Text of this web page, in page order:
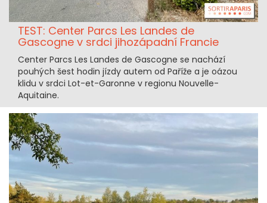
TEST: Center Parcs Les Landes de
Gascogne v srdci jihozápadní Francie
Center Parcs Les Landes de Gascogne se nachází
pouhých šest hodin jízdy autem od Paříže a je oázou
klidu v srdci Lot-et-Garonne v regionu Nouvelle-
Aquitaine.